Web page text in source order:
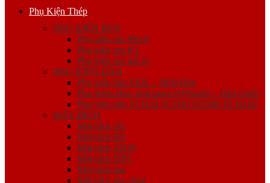
Phụ Kiện Thép
PHỤ KIỆN REN
Phụ kiện ren Mech
Phụ kiện ren K1
Phụ kiện ren giá rẻ
PHỤ KIỆN HÀN
Phụ kiện hàn FKK – Nhật Bản
Phụ Kiện Hàn Jinil bend (Dybend) – Hàn Quốc
Phụ kiện hàn SCH20 SCH40 SCH80 SCH160
MẶT BÍCH
Mặt bích JIS
Mặt bích BS
Mặt bích ANSI
Mặt bích DIN
Mặt bích mù
Mặt bích gia công